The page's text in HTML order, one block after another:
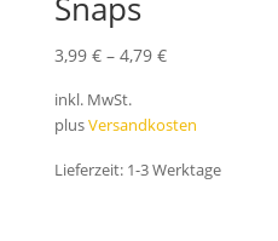
3,99 €– 4,79 €
inkl. MwSt.
plusVersandkosten
Lieferzeit: 1-3 Werktage